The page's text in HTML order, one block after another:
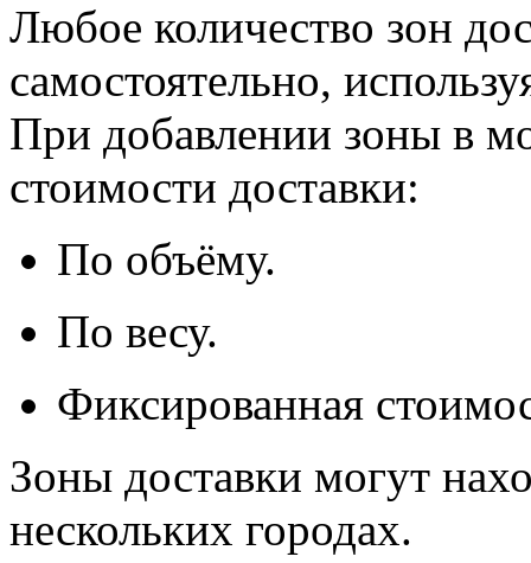
Любое количество зон
самостоятельно,
При добавлении зоны в
стоимости доставки:
По объёму.
По весу.
Фиксированная
Зоны доставки могут
нескольких городах.